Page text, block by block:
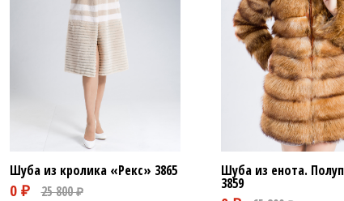
Шуба из кролика «Рекс» 3865 Шуба из енота.
3859